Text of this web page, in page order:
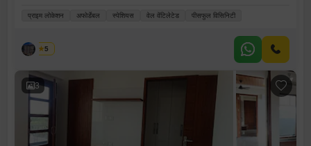
प्राइम लोकेशन अफोर्डेबल स्पेशियस वेल वेंटिलेटेड पीसफुल विसिनिटी
पलक
5
3